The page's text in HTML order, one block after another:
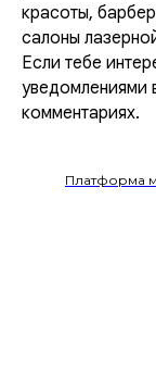
красоты,
салоны
Если тебе
уведомлениями
комментариях.
Платформа